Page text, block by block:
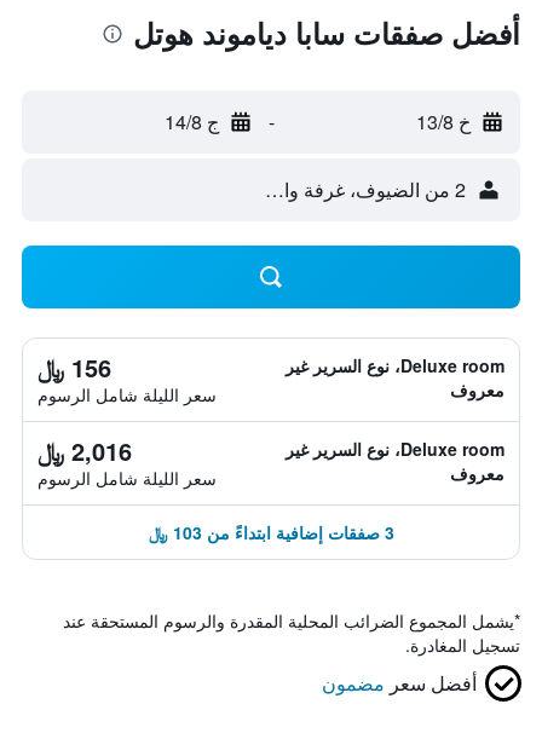
أفضل صفقات سابا دياموند هوتل
خ 13/8 - ج 14/8
2 من الضيوف، غرفة واحدة
Deluxe room، نوع السرير غير
معروف
156 ﷼
سعر الليلة شامل الرسوم
Deluxe room، نوع السرير غير
معروف
2,016 ﷼
سعر الليلة شامل الرسوم
3 صفقات إضافية ابتداءً من 103 ﷼
*يشمل المجموع الضرائب المحلية المقدرة والرسوم المستحقة عند
تسجيل المغادرة.
أفضل سعر مضمون